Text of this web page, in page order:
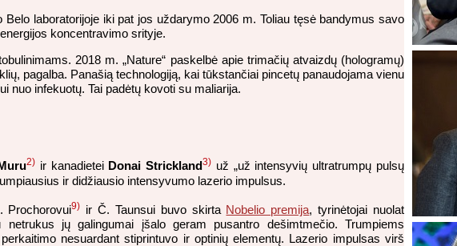
laboratorijoje iki pat jos uždarymo 2006 m. Toliau tęsė bandymus savo
koncentravimo srityje.
2018 m. „Nature“ paskelbė apie trimačių atvaizdų (hologramų)
pagalba. Panašią technologiją, kai tūkstančiai pincetų panaudojama vienu
nuo infekuotų. Tai padėtų kovoti su maliarija.
2) ir kanadietei Donai Strickland3) už „už intensyvių ultratrumpų pulsų
ir didžiausio intensyvumo lazerio impulsus.
Prochorovui9) ir Č. Taunsui buvo skirta Nobelio premija, tyrinėtojai nuolat
jų galingumai įšalo geram pusantro dešimtmečio. Trumpiems
nesuardant stiprintuvo ir optinių elementų. Lazerio impulsas virš